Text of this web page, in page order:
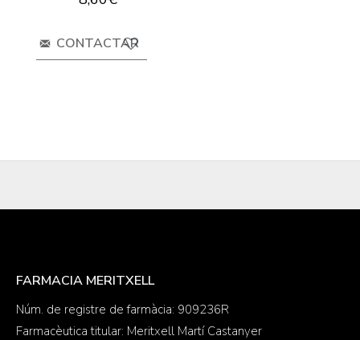
CONTACTAR
FARMACIA MERITXELL
Núm. de registre de farmàcia: 909236R
Farmacèutica titular: Meritxell Martí Castanyer